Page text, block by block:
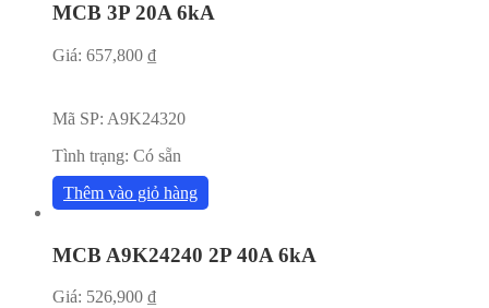
MCB 3P 20A 6kA
Giá: 657,800 ₫
Mã SP: A9K24320
Tình trạng: Có sẵn
Thêm vào giỏ hàng
MCB A9K24240 2P 40A 6kA
Giá: 526,900 ₫